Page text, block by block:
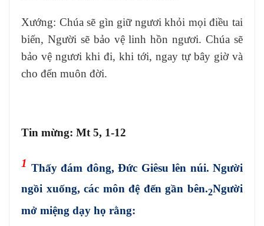
Xướng: Chúa sẽ gìn giữ ngươi khỏi mọi điều tai
biến, Người sẽ bảo vệ linh hồn ngươi. Chúa sẽ
bảo vệ ngươi khi đi, khi tới, ngay tự bây giờ và
cho đến muôn đời.
Tin mừng: Mt 5, 1-12
1 Thấy đám đông, Đức Giêsu lên núi. Người
ngồi xuống, các môn đệ đến gần bên.2Người
mở miệng dạy họ rằng: